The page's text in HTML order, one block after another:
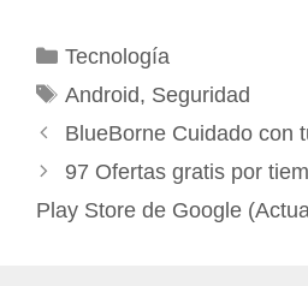
Categorías
Tecnología
Etiquetas
Android, Seguridad
BlueBorne Cuidado con
97 Ofertas gratis por
Play Store de Google